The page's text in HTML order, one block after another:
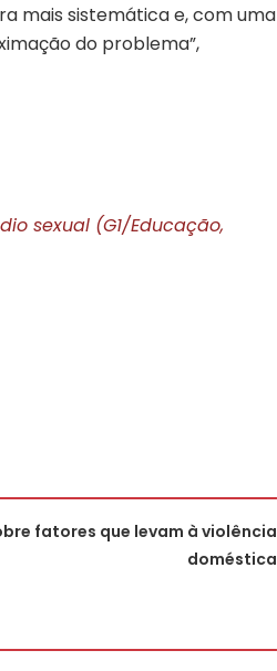
mais sistemática e, com uma
do problema”,
sexual (G1/Educação,
fatores que levam à violência
doméstica